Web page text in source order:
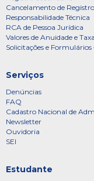
Cancelamento de Registro
Responsabilidade Técnica
RCA de Pessoa Jurídica
Valores de Anuidade e
Solicitações e Formulários
Serviços
Denúncias
FAQ
Cadastro Nacional de
Newsletter
Ouvidoria
SEI
Estudante